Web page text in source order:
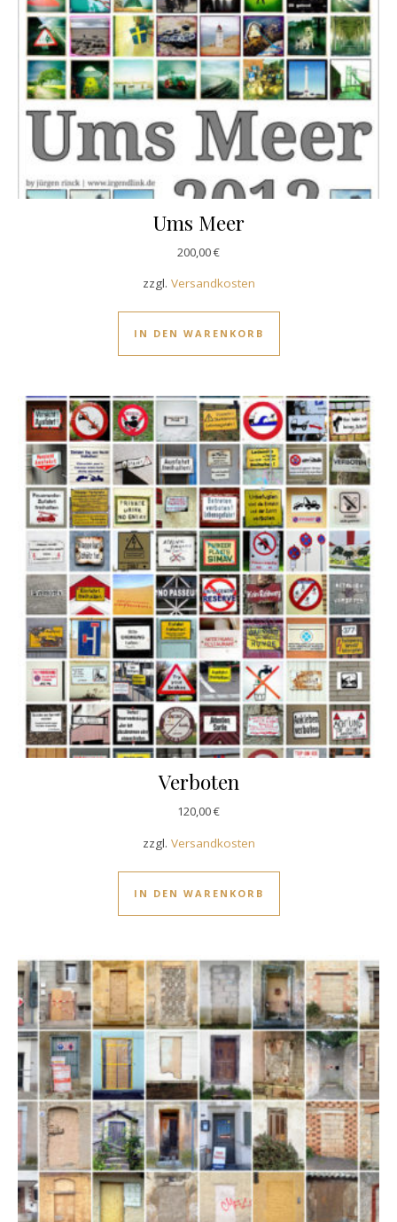
Ums Meer
200,00€
zzgl. Versandkosten
IN DEN WARENKORB
Verboten
120,00€
zzgl. Versandkosten
IN DEN WARENKORB